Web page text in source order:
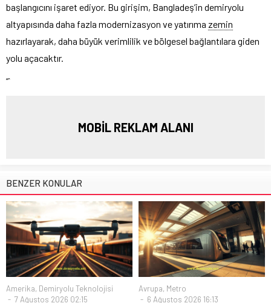
başlangıcını işaret ediyor. Bu girişim, Bangladeş’in demiryolu
altyapısında daha fazla modernizasyon ve yatırıma zemin
hazırlayarak, daha büyük verimlilik ve bölgesel bağlantılara giden
yolu açacaktır.
“`
MOBİL REKLAM ALANI
BENZER KONULAR
Amerika, Demiryolu Teknolojisi
7 Ağustos 2026 02:15
Avrupa, Metro
6 Ağustos 2026 16:13